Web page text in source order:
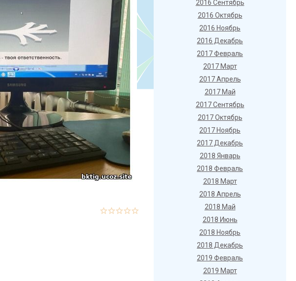
2016 Сентябрь
2016 Октябрь
2016 Ноябрь
2016 Декабрь
2017 Февраль
2017 Март
2017 Апрель
2017 Май
2017 Сентябрь
2017 Октябрь
2017 Ноябрь
2017 Декабрь
2018 Январь
2018 Февраль
2018 Март
2018 Апрель
2018 Май
2018 Июнь
2018 Ноябрь
2018 Декабрь
2019 Февраль
2019 Март